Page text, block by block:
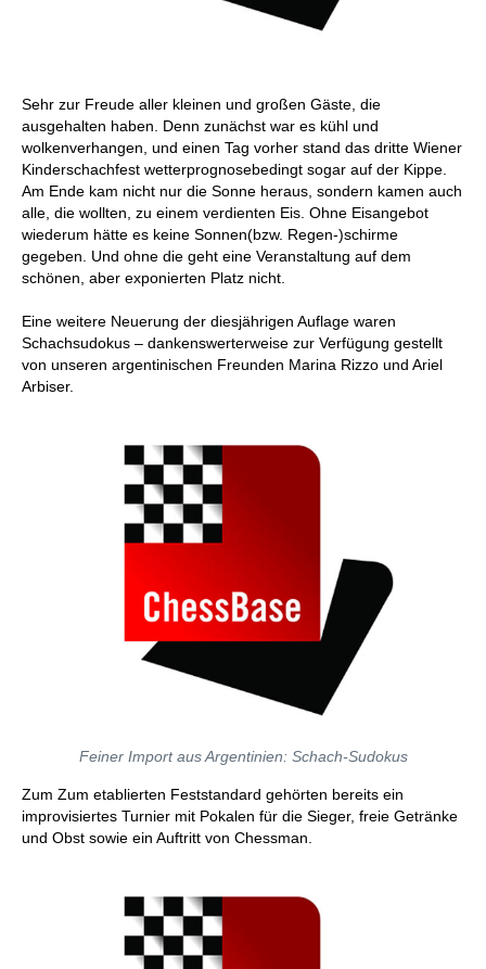
Sehr zur Freude aller kleinen und großen Gäste, die
ausgehalten haben. Denn zunächst war es kühl und
wolkenverhangen, und einen Tag vorher stand das dritte Wiener
Kinderschachfest wetterprognosebedingt sogar auf der Kippe.
Am Ende kam nicht nur die Sonne heraus, sondern kamen auch
alle, die wollten, zu einem verdienten Eis. Ohne Eisangebot
wiederum hätte es keine Sonnen(bzw. Regen-)schirme
gegeben. Und ohne die geht eine Veranstaltung auf dem
schönen, aber exponierten Platz nicht.
Eine weitere Neuerung der diesjährigen Auflage waren
Schachsudokus – dankenswerterweise zur Verfügung gestellt
von unseren argentinischen Freunden Marina Rizzo und Ariel
Arbiser.
Feiner Import aus Argentinien: Schach-Sudokus
Zum Zum etablierten Feststandard gehörten bereits ein
improvisiertes Turnier mit Pokalen für die Sieger, freie Getränke
und Obst sowie ein Auftritt von Chessman.